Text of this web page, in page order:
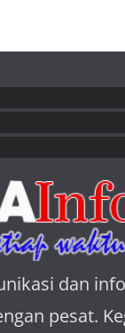
dan
pesat.